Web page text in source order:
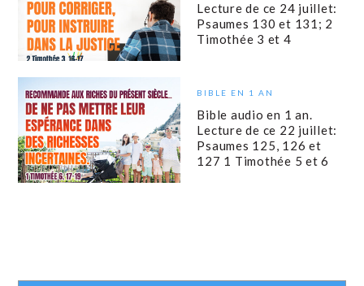
Lecture de ce 24 juillet:
Psaumes 130 et 131; 2
Timothée 3 et 4
BIBLE EN 1 AN
Bible audio en 1 an.
Lecture de ce 22 juillet:
Psaumes 125, 126 et
127 1 Timothée 5 et 6